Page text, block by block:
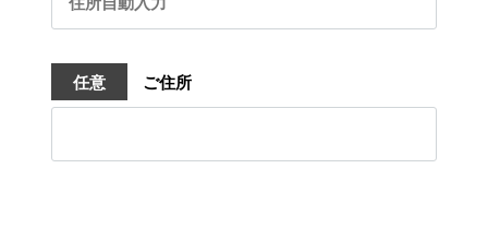
任意 ご住所